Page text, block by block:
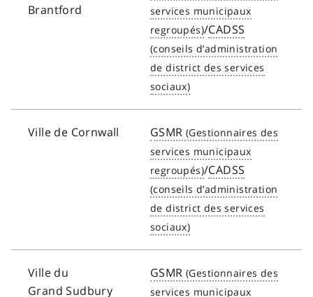
Brantford
/CADSS
Ville de Cornwall GSMR
/CADSS
Ville du
Grand Sudbury
GSMR